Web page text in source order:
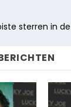
sterren in